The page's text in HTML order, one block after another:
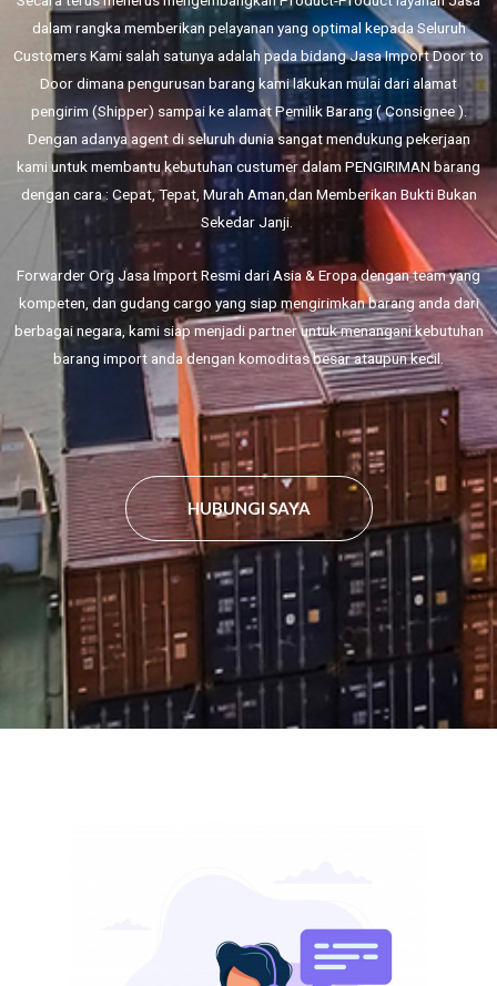
dalam rangka memberikan pelayanan yang optimal kepada Seluruh
Customers Kami salah satunya adalah pada bidang Jasa Import Door to
Door dimana pengurusan barang kami lakukan mulai dari alamat
pengirim (Shipper) sampai ke alamat Pemilik Barang ( Consignee ).
Dengan adanya agent di seluruh dunia sangat mendukung pekerjaan
kami untuk membantu kebutuhan custumer dalam PENGIRIMAN barang
dengan cara : Cepat, Tepat, Murah Aman,dan Memberikan Bukti Bukan
Sekedar Janji.
Forwarder Org Jasa Import Resmi dari Asia & Eropa dengan team yang
kompeten, dan gudang cargo yang siap mengirimkan barang anda dari
berbagai negara, kami siap menjadi partner untuk menangani kebutuhan
barang import anda dengan komoditas besar ataupun kecil.
HUBUNGI SAYA